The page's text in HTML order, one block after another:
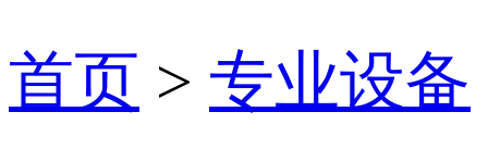
首页 > 专业设备